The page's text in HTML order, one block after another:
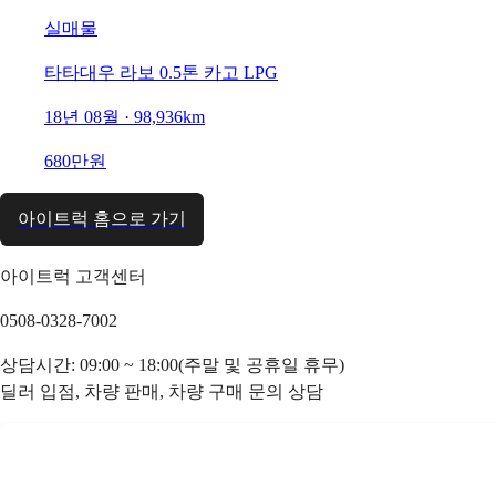
실매물
타타대우 라보 0.5톤 카고 LPG
18년 08월 · 98,936km
680만원
아이트럭 홈으로 가기
아이트럭 고객센터
0508-0328-7002
상담시간: 09:00 ~ 18:00(주말 및 공휴일 휴무)
딜러 입점, 차량 판매, 차량 구매 문의 상담